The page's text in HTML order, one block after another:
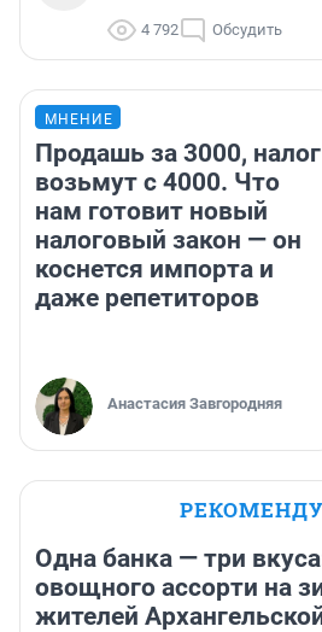
4 792 Обсудить
МНЕНИЕ
Продашь за 3000, налог
возьмут с 4000. Что
нам готовит новый
налоговый закон — он
коснется импорта и
даже репетиторов
Анастасия Завгородняя
Одна банка — три
овощного ассорти на
жителей